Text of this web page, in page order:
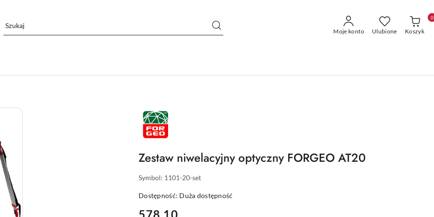
Moje konto Ulubione Koszyk
0
NAZWA
PRODUCENTA:
FORGEO
Zestaw niwelacyjny optyczny FORGEO AT20
Symbol: 1101-20-set
Dostępność: Duża dostępność
cena:
578.10